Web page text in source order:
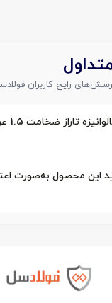
رایج کاربران
این محصول به‌صورت